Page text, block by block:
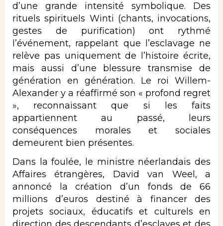
d’une grande intensité symbolique. Des
rituels spirituels Winti (chants, invocations,
gestes de purification) ont rythmé
l’événement, rappelant que l’esclavage ne
relève pas uniquement de l’histoire écrite,
mais aussi d’une blessure transmise de
génération en génération. Le roi Willem-
Alexander y a réaffirmé son « profond regret
», reconnaissant que si les faits
appartiennent au passé, leurs
conséquences morales et sociales
demeurent bien présentes.
Dans la foulée, le ministre néerlandais des
Affaires étrangères, David van Weel, a
annoncé la création d’un fonds de 66
millions d’euros destiné à financer des
projets sociaux, éducatifs et culturels en